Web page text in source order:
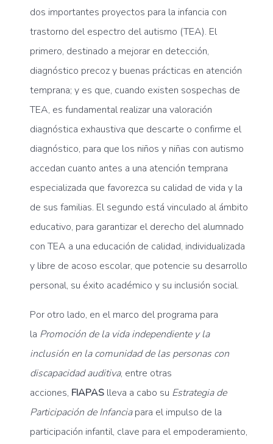
dos importantes proyectos para la infancia con
trastorno del espectro del autismo (TEA). El
primero, destinado a mejorar en detección,
diagnóstico precoz y buenas prácticas en atención
temprana; y es que, cuando existen sospechas de
TEA, es fundamental realizar una valoración
diagnóstica exhaustiva que descarte o confirme el
diagnóstico, para que los niños y niñas con autismo
accedan cuanto antes a una atención temprana
especializada que favorezca su calidad de vida y la
de sus familias. El segundo está vinculado al ámbito
educativo, para garantizar el derecho del alumnado
con TEA a una educación de calidad, individualizada
y libre de acoso escolar, que potencie su desarrollo
personal, su éxito académico y su inclusión social.
Por otro lado, en el marco del programa para
la Promoción de la vida independiente y la
inclusión en la comunidad de las personas con
discapacidad auditiva, entre otras
acciones, FIAPAS lleva a cabo su Estrategia de
Participación de Infanciapara el impulso de la
participación infantil, clave para el empoderamiento,